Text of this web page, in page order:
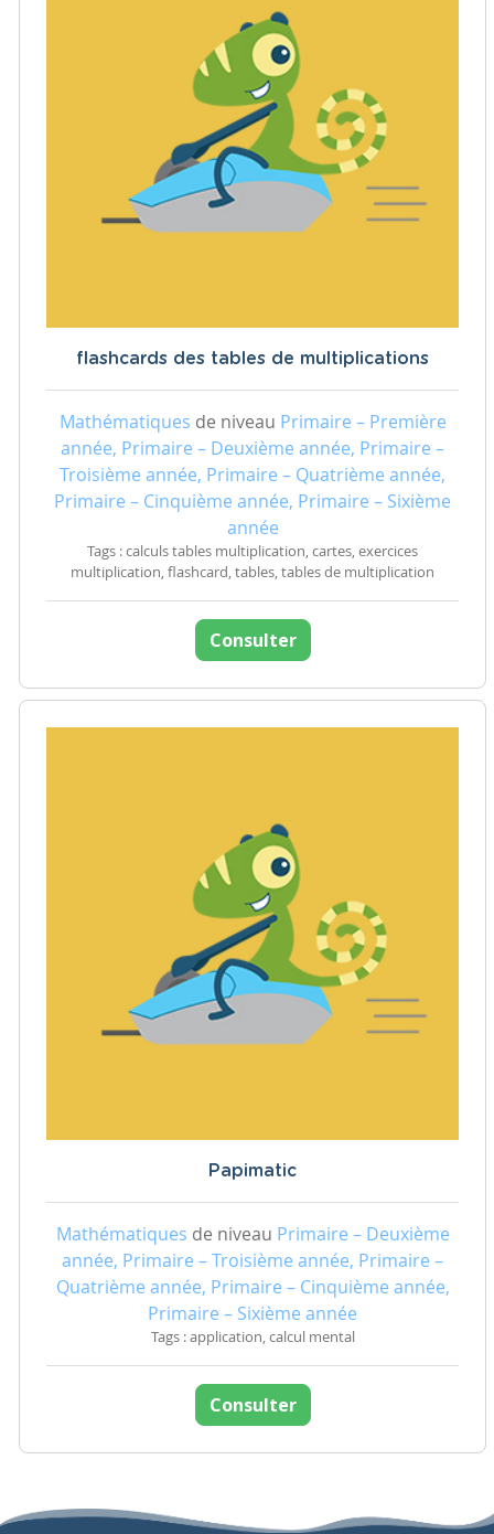
flashcards des tables de multiplications
Mathématiques de niveau Primaire – Première
année, Primaire – Deuxième année, Primaire –
Troisième année, Primaire – Quatrième année,
Primaire – Cinquième année, Primaire – Sixième
année
Tags : calculs tables multiplication, cartes, exercices
multiplication, flashcard, tables, tables de multiplication
Consulter
Papimatic
Mathématiques de niveau Primaire – Deuxième
année, Primaire – Troisième année, Primaire –
Quatrième année, Primaire – Cinquième année,
Primaire – Sixième année
Tags : application, calcul mental
Consulter